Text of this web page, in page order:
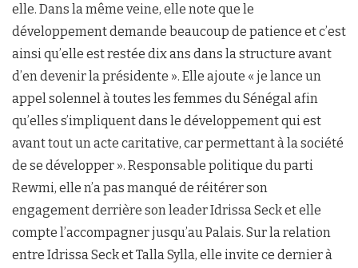
elle. Dans la même veine, elle note que le
développement demande beaucoup de patience et c’est
ainsi qu’elle est restée dix ans dans la structure avant
d’en devenir la présidente ». Elle ajoute « je lance un
appel solennel à toutes les femmes du Sénégal afin
qu’elles s’impliquent dans le développement qui est
avant tout un acte caritative, car permettant à la société
de se développer ». Responsable politique du parti
Rewmi, elle n’a pas manqué de réitérer son
engagement derrière son leader Idrissa Seck et elle
compte l’accompagner jusqu’au Palais. Sur la relation
entre Idrissa Seck et Talla Sylla, elle invite ce dernier à